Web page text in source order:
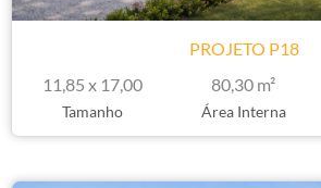
PROJETO P18
11,85 x 17,00
Tamanho
80,30 m²
Área Interna